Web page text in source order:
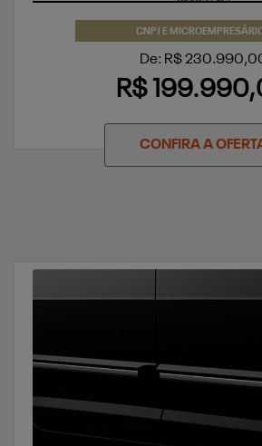
CNPJ E
De: R$
R$
CONFIRA A